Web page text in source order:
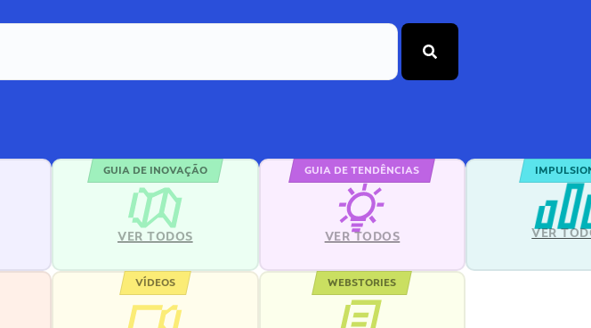
GUIA DE INOVAÇÃO
VER TODOS
GUIA DE TENDÊNCIAS
VER TODOS VER
VÍDEOS WEBSTORIES